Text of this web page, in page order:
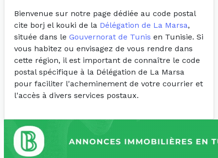
Bienvenue sur notre page dédiée au code postal
cite borj el kouki de la Délégation de La Marsa,
située dans le Gouvernorat de Tunis en Tunisie. Si
vous habitez ou envisagez de vous rendre dans
cette région, il est important de connaître le code
postal spécifique à la Délégation de La Marsa
pour faciliter l'acheminement de votre courrier et
l'accès à divers services postaux.